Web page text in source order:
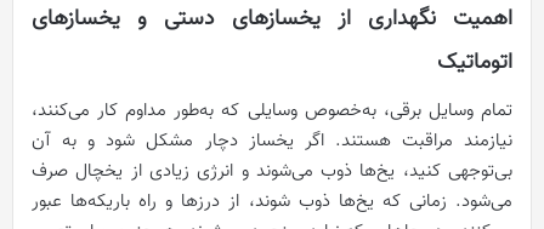
اهمیت نگهداری از یخسازهای دستی و یخسازهای
اتوماتیک
تمام وسایل برقی، به‌خصوص وسایلی که به‌طور مداوم کار می‌کنند،
نیازمند مراقبت هستند. اگر یخساز دچار مشکل شود و به آن
بی‌توجهی کنید، یخ‌ها ذوب می‌شوند و انرژی زیادی از یخچال صرف
می‌شود. زمانی که یخ‌ها ذوب شوند، از درزها و راه باریکه‌ها عبور